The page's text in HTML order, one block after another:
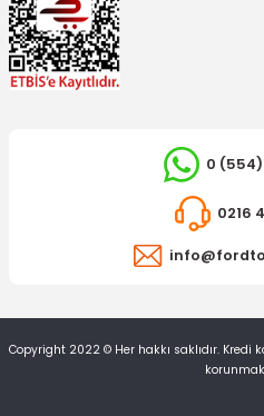
0 (554)
0216
Copyright 2022 © Her hakkı saklıdır. Kredi